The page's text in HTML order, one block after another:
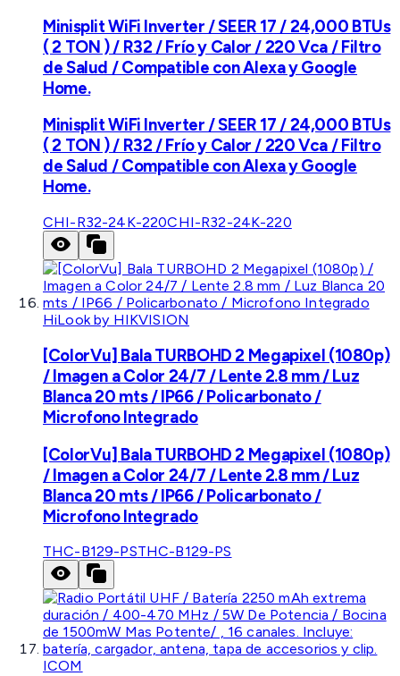
Minisplit WiFi Inverter / SEER 17 / 24,000 BTUs
( 2 TON ) / R32 / Frío y Calor / 220 Vca / Filtro
de Salud / Compatible con Alexa y Google
Home.
Minisplit WiFi Inverter / SEER 17 / 24,000 BTUs
( 2 TON ) / R32 / Frío y Calor / 220 Vca / Filtro
de Salud / Compatible con Alexa y Google
Home.
CHI-R32-24K-220CHI-R32-24K-220
HiLook by HIKVISION
[ColorVu] Bala TURBOHD 2 Megapixel (1080p)
/ Imagen a Color 24/7 / Lente 2.8 mm / Luz
Blanca 20 mts / IP66 / Policarbonato /
Microfono Integrado
[ColorVu] Bala TURBOHD 2 Megapixel (1080p)
/ Imagen a Color 24/7 / Lente 2.8 mm / Luz
Blanca 20 mts / IP66 / Policarbonato /
Microfono Integrado
THC-B129-PSTHC-B129-PS
ICOM